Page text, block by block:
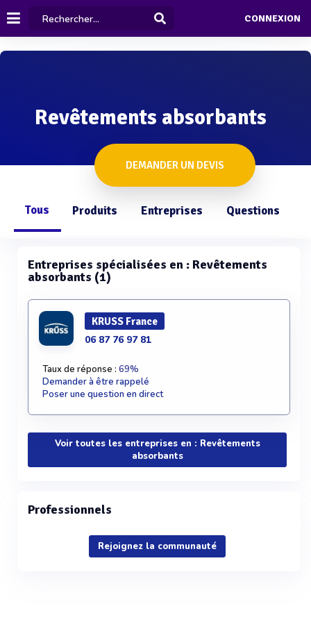
CONNEXION
Revêtements absorbants
DEMANDER UN DEVIS
Tous Produits Entreprises Questions
Entreprises spécialisées en : Revêtements
absorbants (1)
KRUSS France
06 87 76 97 81
Taux de réponse : 69%
Demander à être rappelé
Poser une question en direct
Voir toutes les entreprises en : Revêtements
absorbants
Professionnels
Rejoignez la communauté